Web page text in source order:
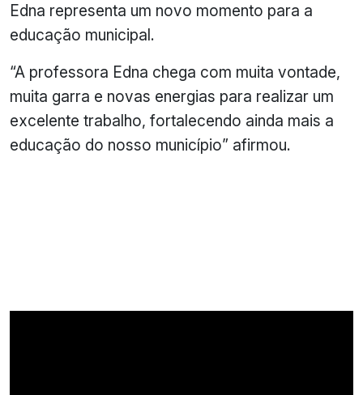
Edna representa um novo momento para a
educação municipal.
“A professora Edna chega com muita vontade,
muita garra e novas energias para realizar um
excelente trabalho, fortalecendo ainda mais a
educação do nosso município” afirmou.